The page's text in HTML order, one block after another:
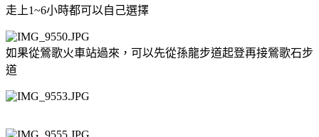
走上1~6小時都可以自己選擇
如果從鶯歌火車站過來，可以先從孫龍步道起登再接鶯歌石步
道